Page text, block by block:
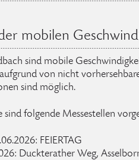
mobilen
sind mobile
von nicht
sind möglich.
sind folgende Messestellen
FEIERTAG
Duckterather Weg,